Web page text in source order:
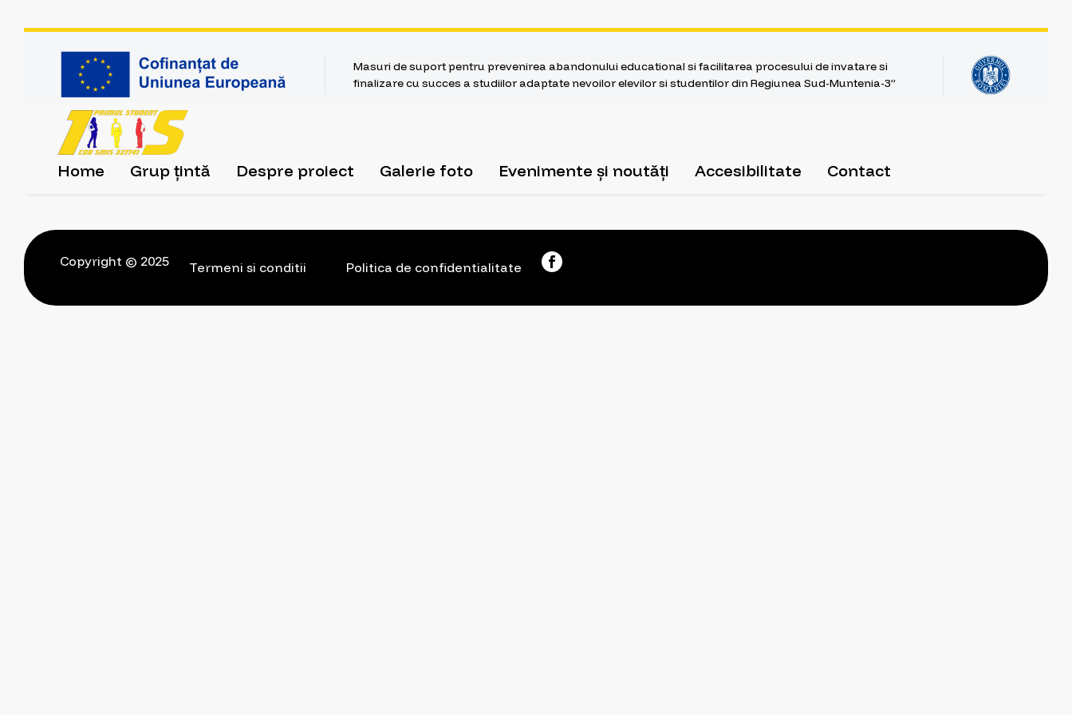
Masuri de suport pentru prevenirea abandonului educational si facilitarea procesului de invatare si
finalizare cu succes a studiilor adaptate nevoilor elevilor si studentilor din Regiunea Sud-Muntenia-3”
Home Grup țintă Despre proiect Galerie foto Evenimente și noutăți Accesibilitate Contact
Copyright © 2025 Termeni si conditii Politica de confidentialitate